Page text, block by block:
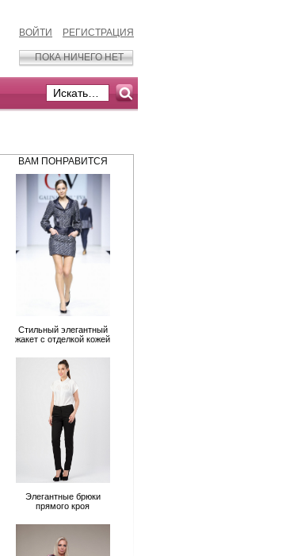
ВОЙТИ РЕГИСТРАЦИЯ
ПОКА НИЧЕГО НЕТ
ВАМ ПОНРАВИТСЯ
Стильный элегантный
жакет с отделкой кожей
Элегантные брюки
прямого кроя